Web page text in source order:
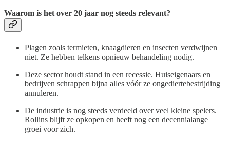
Waarom is het over 20 jaar nog steeds relevant?
Plagen zoals termieten, knaagdieren en insecten verdwijnen
niet. Ze hebben telkens opnieuw behandeling nodig.
Deze sector houdt stand in een recessie. Huiseigenaars en
bedrijven schrappen bijna alles vóór ze ongediertebestrijding
annuleren.
De industrie is nog steeds verdeeld over veel kleine spelers.
Rollins blijft ze opkopen en heeft nog een decennialange
groei voor zich.